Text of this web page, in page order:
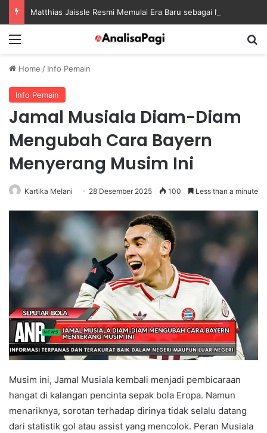
Home / Info Pemain
Info Pemain
Jamal Musiala Diam-Diam
Mengubah Cara Bayern
Menyerang Musim Ini
Kartika Melani 28 Desember 2025 100 Less than a minute
Musim ini, Jamal Musiala kembali menjadi pembicaraan
hangat di kalangan pencinta sepak bola Eropa. Namun
menariknya, sorotan terhadap dirinya tidak selalu datang
dari statistik gol atau assist yang mencolok. Peran Musiala